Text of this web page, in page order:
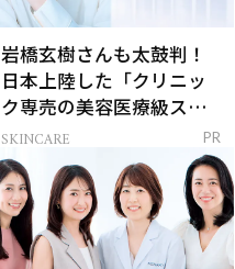
岩橋玄樹さんも太鼓判！
日本上陸した「クリニッ
ク専売の美容医療級スキ
ンケア」
SKINCARE PR